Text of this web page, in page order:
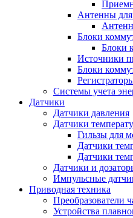
Антенны
Блоки
Блоки
Источники
Блоки
Системы учета
Датчики
Датчики давления
Датчики
Гильзы для
Датчики
Датчики
Датчики и
Импульсные
Приводная техника
Преобразователи
Устройства